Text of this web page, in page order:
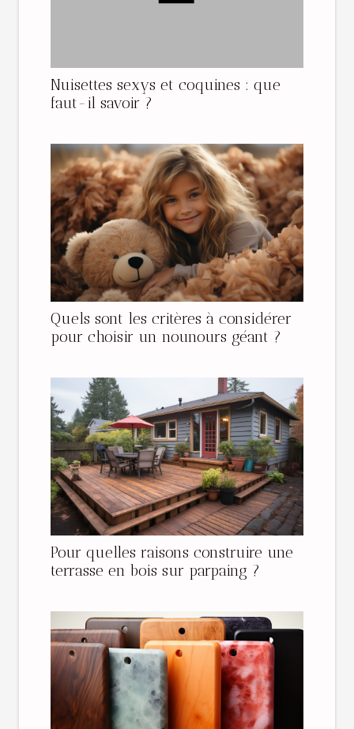
Nuisettes sexys et coquines : que
faut-il savoir ?
Quels sont les critères à considérer
pour choisir un nounours géant ?
Pour quelles raisons construire une
terrasse en bois sur parpaing ?